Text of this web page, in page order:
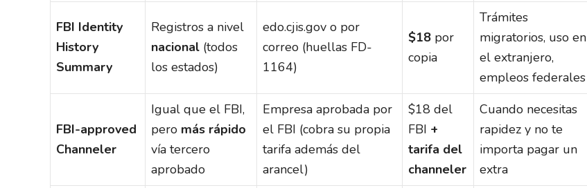
FBI Identity
History
Summary
Registros a nivel
nacional (todos
los estados)
edo.cjis.gov o por
correo (huellas FD-
1164)
$18 por
copia
Trámites
migratorios, uso en
el extranjero,
empleos federales
FBI-approved
Channeler
Igual que el FBI,
pero más rápido
vía tercero
aprobado
Empresa aprobada por
el FBI (cobra su propia
tarifa además del
arancel)
$18 del
FBI +
tarifa del
channeler
Cuando necesitas
rapidez y no te
importa pagar un
extra